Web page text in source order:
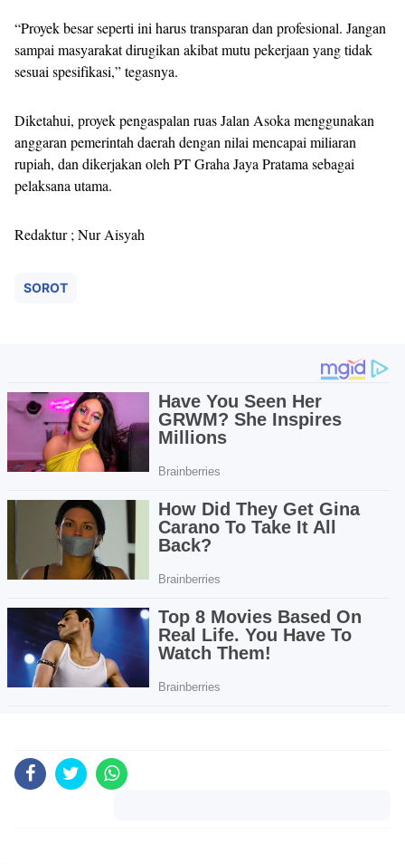
“Proyek besar seperti ini harus transparan dan profesional. Jangan
sampai masyarakat dirugikan akibat mutu pekerjaan yang tidak
sesuai spesifikasi,” tegasnya.
Diketahui, proyek pengaspalan ruas Jalan Asoka menggunakan
anggaran pemerintah daerah dengan nilai mencapai miliaran
rupiah, dan dikerjakan oleh PT Graha Jaya Pratama sebagai
pelaksana utama.
Redaktur ; Nur Aisyah
SOROT